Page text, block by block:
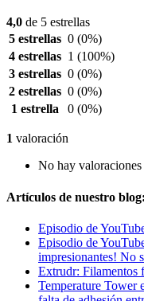
4,0 de 5 estrellas
5 estrellas 0 (0%)
4 estrellas 1 (100%)
3 estrellas 0 (0%)
2 estrellas 0 (0%)
1 estrella
0 (0%)
1 valoración
No hay
Artículos de nuestro blog:
Episodio de
Episodio de
impresionantes! No
Extrudr: Filamentos
Temperature Tower